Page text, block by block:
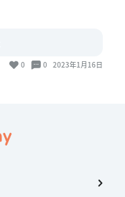
0 0 2023年1月16日